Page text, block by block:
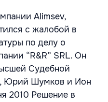
Alimsev,
с жалобой в
по делу о
“R&R” SRL. Он
Судебной
Юрий Шумков и Ион
2010 Решение в